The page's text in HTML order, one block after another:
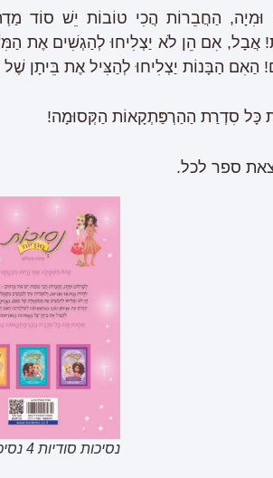
וּמִיָה, הַחֲבֵרוֹת הֲכִי טוֹבוֹת יֵשׁ סוֹד
אֲבָל, אִם הֵן לֹא יַצְלִיחוּ לְהַגְשִׁים אֶת
הַאִם הַבָּנוֹת יַצְלִיחוּ לְהַצִּיל אֶת בֵּיתָן שֶׁל
כָּל סִדְרַת הַהַרְפַּתְקָאוֹת הַקְּסוּמָה!
ספר לכל.
נסיכות סודיות 4 נסיכות פופ